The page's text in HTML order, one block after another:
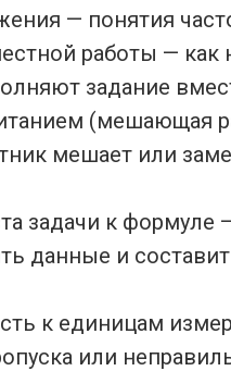
— понятия
работы — как
задание
(мешающая
мешает или
задачи к формуле
данные и
к единицам
или